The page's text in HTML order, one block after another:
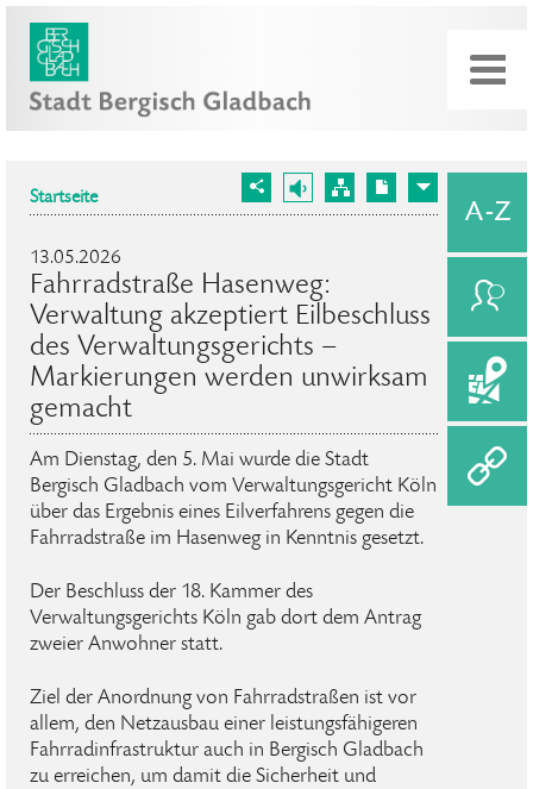
Startseite
13.05.2026
Fahrradstraße Hasenweg:
Verwaltung akzeptiert Eilbeschluss
des Verwaltungsgerichts –
Markierungen werden unwirksam
gemacht
Am Dienstag, den 5. Mai wurde die Stadt
Bergisch Gladbach vom Verwaltungsgericht Köln
über das Ergebnis eines Eilverfahrens gegen die
Fahrradstraße im Hasenweg in Kenntnis gesetzt.
Der Beschluss der 18. Kammer des
Verwaltungsgerichts Köln gab dort dem Antrag
zweier Anwohner statt.
Ziel der Anordnung von Fahrradstraßen ist vor
allem, den Netzausbau einer leistungsfähigeren
Fahrradinfrastruktur auch in Bergisch Gladbach
zu erreichen, um damit die Sicherheit und